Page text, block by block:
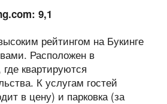
9,1
рейтингом на Букинге
Расположен в
квартируются
К услугам гостей
в цену) и парковка (за